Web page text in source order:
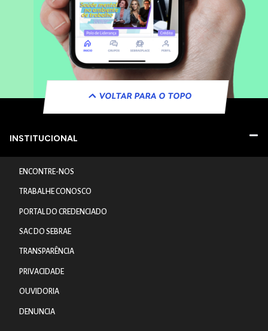
VOLTAR PARA O TOPO
INSTITUCIONAL
ENCONTRE-NOS
TRABALHE CONOSCO
PORTAL DO CREDENCIADO
SAC DO SEBRAE
TRANSPARÊNCIA
PRIVACIDADE
OUVIDORIA
DENUNCIA